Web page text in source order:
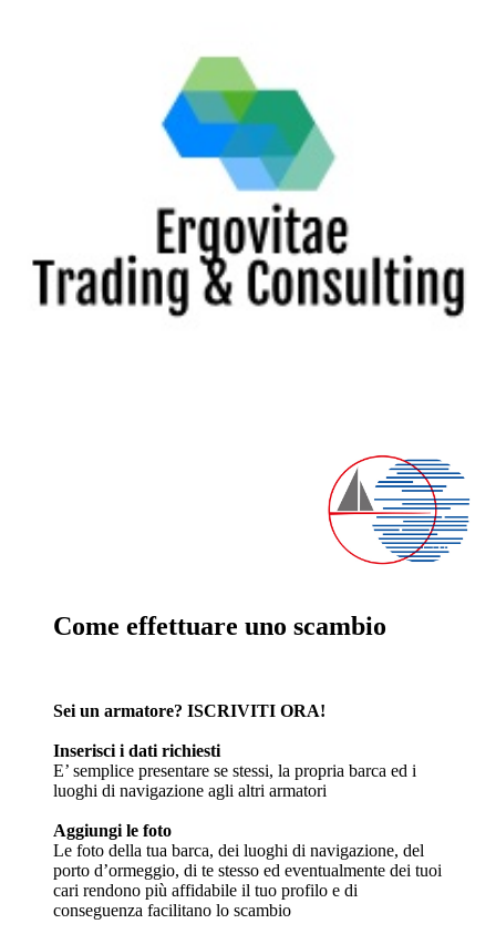
Come effettuare uno scambio
Sei un armatore? ISCRIVITI ORA!
Inserisci i dati richiesti
E’ semplice presentare se stessi, la propria barca ed i
luoghi di navigazione agli altri armatori
Aggiungi le foto
Le foto della tua barca, dei luoghi di navigazione, del
porto d’ormeggio, di te stesso ed eventualmente dei tuoi
cari rendono più affidabile il tuo profilo e di
conseguenza facilitano lo scambio